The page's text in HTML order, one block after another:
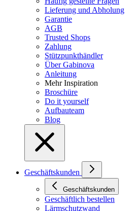
Lieferung und Abholung
Garantie
AGB
Trusted Shops
Zahlung
Stützpunkthändler
Über Gabinova
Anleitung
Mehr Inspiration
Broschüre
Do it yourself
Aufbauteam
Blog
Geschäftskunden
Geschäftskunden
Geschäftlich bestellen
Lärmschutzwand